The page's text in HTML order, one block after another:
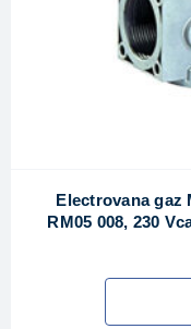
Electrovana gaz
RM05 008, 230